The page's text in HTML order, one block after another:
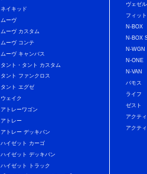
ネイキッド
ムーヴ
ムーヴ カスタム
ムーヴ コンテ
ムーヴ キャンバス
タント・タント カスタム
タント ファンクロス
タント エグゼ
ウェイク
アトレーワゴン
アトレー
アトレー デッキバン
ハイゼット カーゴ
ハイゼット デッキバン
ハイゼット トラック
ヴェゼル
フィット
N-BOX
N-BOX
N-WGN
N-ONE
N-VAN
バモス
ライフ
ゼスト
アクテ
アクテ